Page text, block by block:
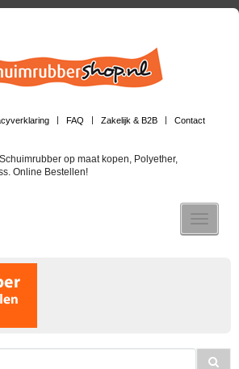
FAQ Zakelijk & B2B Contact
op maat kopen, Polyether,
Online Bestellen!
Toggle